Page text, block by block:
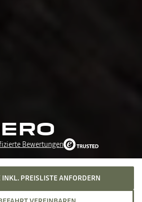
Bewertungen
INKL. PREISLISTE ANFORDERN